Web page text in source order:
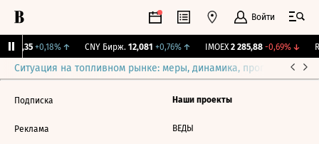
Войти
115,35 +0,18%↑ CNY Бирж. 12,081 +0,76%↑ IMOEX 2 285,88 -0,69%↓
Ситуация на топливном рынке: меры, динамика, прогнозы
Подписка
Реклама
Наши проекты
ВЕДЫ